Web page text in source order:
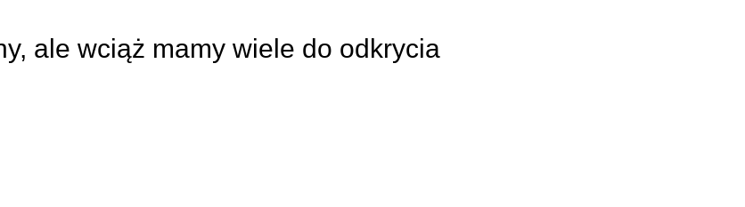
ale wciąż mamy wiele do odkrycia